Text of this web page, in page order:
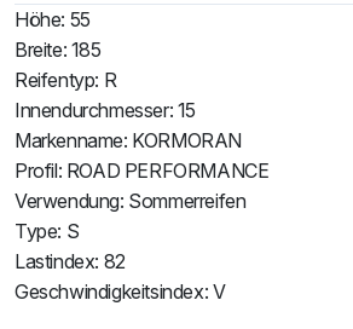
Höhe: 55
Breite: 185
Reifentyp: R
Innendurchmesser: 15
Markenname: KORMORAN
Profil: ROAD PERFORMANCE
Verwendung: Sommerreifen
Type: S
Lastindex: 82
Geschwindigkeitsindex: V